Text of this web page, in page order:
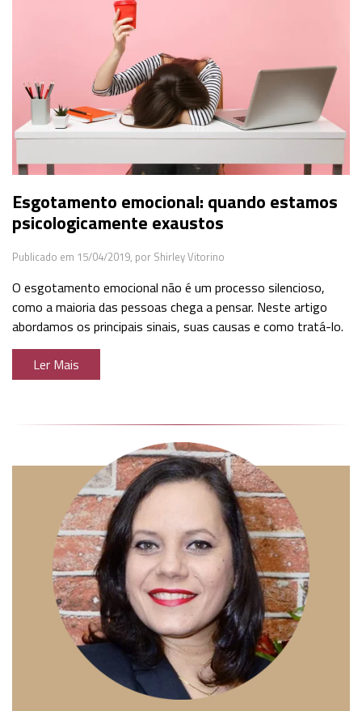
Esgotamento emocional: quando estamos
psicologicamente exaustos
Publicado em 15/04/2019, por Shirley Vitorino
O esgotamento emocional não é um processo silencioso,
como a maioria das pessoas chega a pensar. Neste artigo
abordamos os principais sinais, suas causas e como tratá-lo.
Ler Mais